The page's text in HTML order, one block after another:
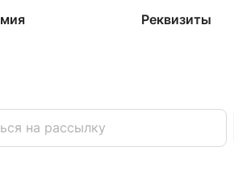
Реквизиты